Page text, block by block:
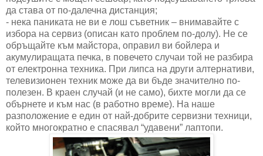
да става от по-далечна дистанция;
- нека паниката не ви е лош съветник – внимавайте с
избора на сервиз (описан като проблем по-долу). Не се
обръщайте към майстора, оправил ви бойлера и
акумулиращата печка, в повечето случаи той не разбира
от електронна техника. При липса на други алтернативи,
телевизионен техник може да ви бъде значително по-
полезен. В краен случай (и не само), бихте могли да се
обърнете и към нас (в работно време). На наше
разположение е един от най-добрите сервизни техници,
който многократно е спасявал “удавени” лаптопи.